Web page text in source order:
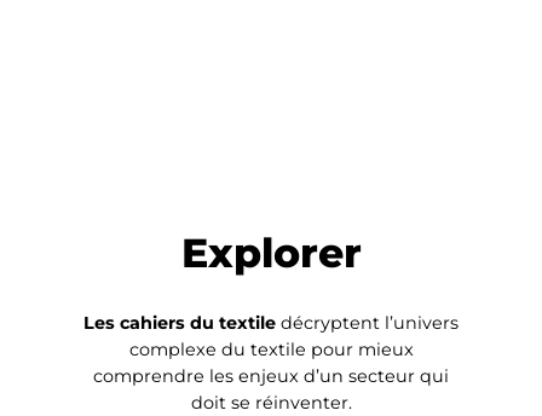
Explorer
Les cahiers du textile décryptent l’univers
complexe du textile pour mieux
comprendre les enjeux d’un secteur qui
doit se réinventer.